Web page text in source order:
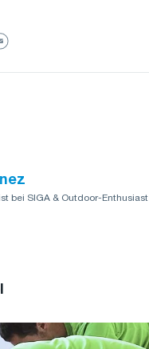
bei SIGA & Outdoor-Enthusiast